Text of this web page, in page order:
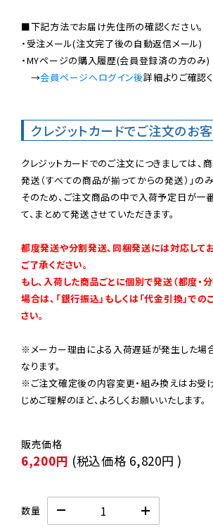
■下記方法でお届け先住所の確認ください。
・受注メール(注文完了後の自動返信メール)
・MYページの購入履歴(会員登録済の方のみ)
→会員ページへログイン後詳細よりご確認
クレジットカードでご注文のお
クレジットカードでのご注文につきましては、
発送（すべての商品が揃ってからの発送）」の
そのため、ご注文商品の中で入荷予定日が一
て、まとめて発送させていただきます。
都度発送や分割発送、同梱発送には対応して
ご了承ください。
もし、入荷した商品ごとに個別で発送（都度・
場合は、「銀行振込」もしくは「代金引換」で
さい。
※メーカー理由による入荷遅延が発生した場
なります。
※ご注文確定後の内容変更・組み換えはお受
じめご理解のほど、よろしくお願いいたします。
6,200円 (税込価格 6,820円 )
数量